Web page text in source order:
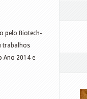
pelo Biotech-
trabalhos
Ano 2014 e